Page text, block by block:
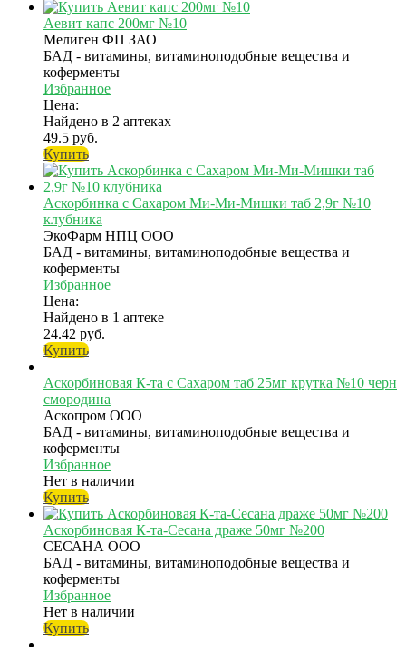
Аевит капс 200мг №10
Мелиген ФП ЗАО
БАД - витамины, витаминоподобные вещества и
коферменты
Избранное
Цена:
Найдено в 2 аптеках
49.5 руб.
Купить
Аскорбинка с Сахаром Ми-Ми-Мишки таб 2,9г №10
клубника
ЭкоФарм НПЦ ООО
БАД - витамины, витаминоподобные вещества и
коферменты
Избранное
Цена:
Найдено в 1 аптеке
24.42 руб.
Купить
Аскорбиновая К-та с Сахаром таб 25мг крутка №10 черн
смородина
Аскопром ООО
БАД - витамины, витаминоподобные вещества и
коферменты
Избранное
Нет в наличии
Купить
Аскорбиновая К-та-Сесана драже 50мг №200
СЕСАНА ООО
БАД - витамины, витаминоподобные вещества и
коферменты
Избранное
Нет в наличии
Купить